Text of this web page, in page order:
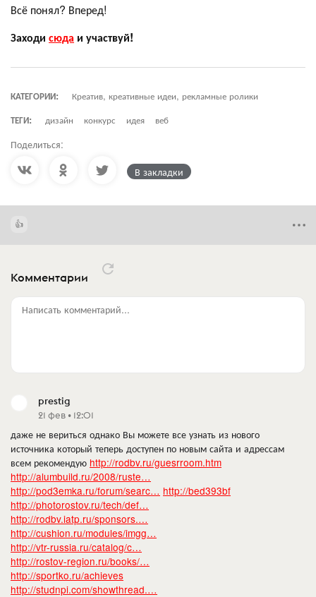
Всё понял? Вперед!
Заходи сюда и участвуй!
КАТЕГОРИИ:
Креатив, креативные идеи, рекламные ролики
ТЕГИ:
дизайн конкурс идея веб
Поделиться:
В закладки
Комментарии
Написать комментарий...
prestig
21 фев • 12:01
даже не вериться однако Вы можете все узнать из нового
источника который теперь доступен по новым сайта и адрессам
всем рекомендую http://rodbv.ru/guesrroom.htm
http://alumbuild.ru/2008/ruste…
http://pod3emka.ru/forum/searc… http://bed393bf
http://photorostov.ru/tech/def…
http://rodbv.iatp.ru/sponsors.…
http://cushion.ru/modules/imgg…
http://vtr-russia.ru/catalog/c…
http://rostov-region.ru/books/…
http://sportko.ru/achieves
http://studnpi.com/showthread.…